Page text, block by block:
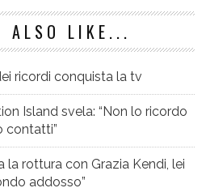
ALSO LIKE...
ricordi conquista la tv
Island svela: “Non lo ricordo
contatti”
la rottura con Grazia Kendi, lei
addosso”